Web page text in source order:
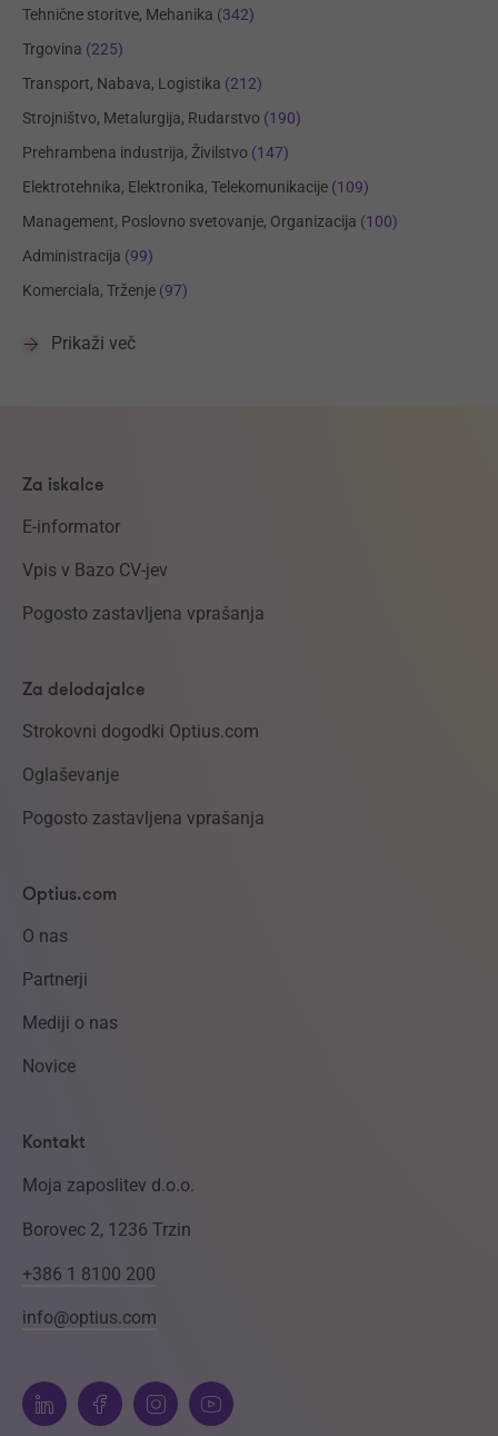
Tehnične storitve, Mehanika (342)
Trgovina (225)
Transport, Nabava, Logistika (212)
Strojništvo, Metalurgija, Rudarstvo (190)
Prehrambena industrija, Živilstvo (147)
Elektrotehnika, Elektronika, Telekomunikacije (109)
Management, Poslovno svetovanje, Organizacija (100)
Administracija (99)
Komerciala, Trženje (97)
Prikaži več
Za iskalce
E-informator
Vpis v Bazo CV-jev
Pogosto zastavljena vprašanja
Za delodajalce
Strokovni dogodki Optius.com
Oglaševanje
Pogosto zastavljena vprašanja
Optius.com
O nas
Partnerji
Mediji o nas
Novice
Kontakt
Moja zaposlitev d.o.o.
Borovec 2, 1236 Trzin
+386 1 8100 200
info@optius.com